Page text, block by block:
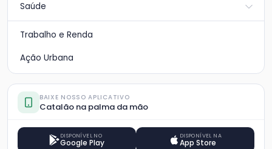
Saúde
Trabalho e Renda
Ação Urbana
BAIXE NOSSO APLICATIVO
Catalão na palma da mão
DISPONÍVEL NO
Google Play
DISPONÍVEL NA
App Store